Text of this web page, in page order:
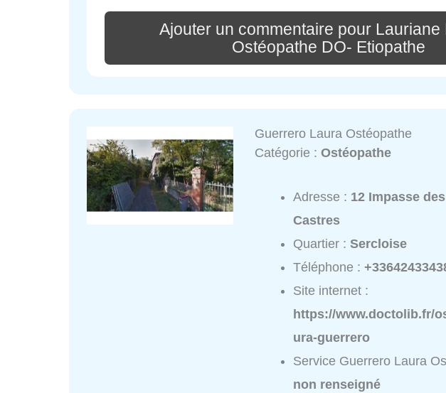
Ajouter un commentaire pour Lauriane
Ostéopathe DO- Etiopathe
Guerrero Laura Ostéopathe
Catégorie :Ostéopathe
Adresse : 12 Impasse
Castres
Quartier :Sercloise
Téléphone :
Site internet :
https://www.doctolib.fr/
ura-guerrero
Service Guerrero Laura
non renseigné